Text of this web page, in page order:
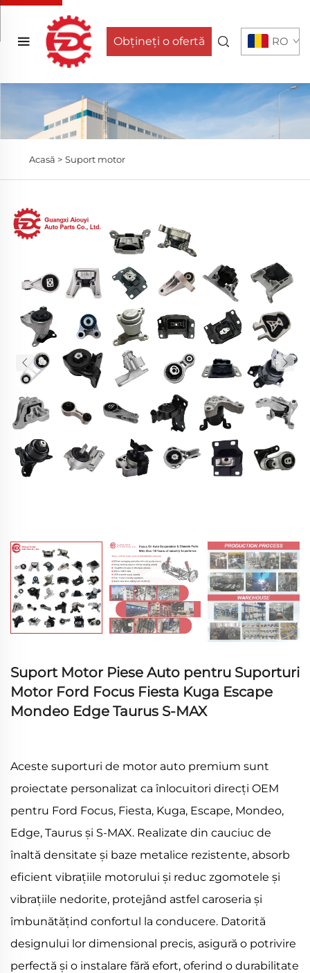
Obțineți o ofertă RO
Acasă > Suport motor
Suport Motor Piese Auto pentru Suporturi
Motor Ford Focus Fiesta Kuga Escape
Mondeo Edge Taurus S-MAX
Aceste suporturi de motor auto premium sunt
proiectate personalizat ca înlocuitori direcți OEM
pentru Ford Focus, Fiesta, Kuga, Escape, Mondeo,
Edge, Taurus și S-MAX. Realizate din cauciuc de
înaltă densitate și baze metalice rezistente, absorb
eficient vibrațiile motorului și reduc zgomotele și
vibrațiile nedorite, protejând astfel caroseria și
îmbunătățind confortul la conducere. Datorită
designului lor dimensional precis, asigură o potrivire
perfectă și o instalare fără efort, oferind o durabilitate